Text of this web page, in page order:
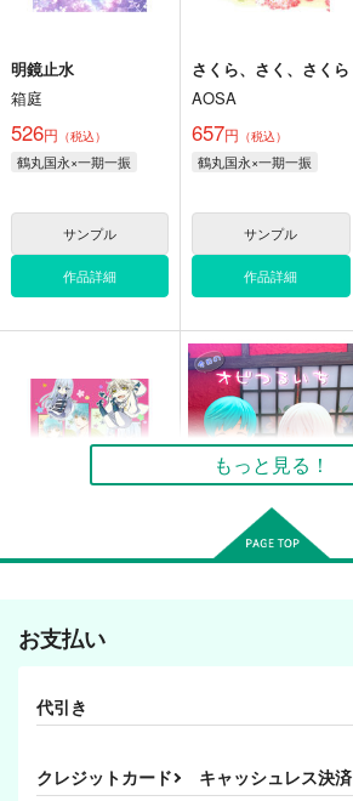
明鏡止水
箱庭
526円 （税込）
鶴丸国永×一期一振
サンプル
作品詳細
さくら、さく、さくら
AOSA
657円 （税込）
鶴丸国永×一期一振
サンプル
作品詳細
g.k.p.
作品詳細 作品詳細
もっと見る！
お支払い
代引き
クレジットカード キャッシュレス決済